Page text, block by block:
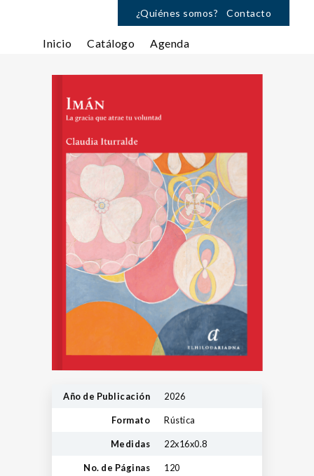
¿Quiénes somos? Contacto
Inicio Catálogo Agenda
Año de Publicación 2026
Formato Rústica
Medidas 22x16x0.8
No. de Páginas 120